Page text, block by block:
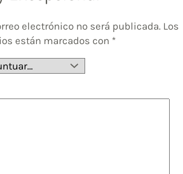
electrónico no será publicada. Los
están marcados con *